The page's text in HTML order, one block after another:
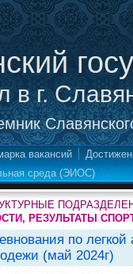
в г.
вакансий
среда (ЭИОС)
РЕЗУЛЬТАТЫ
по легкой
(май 2024г)